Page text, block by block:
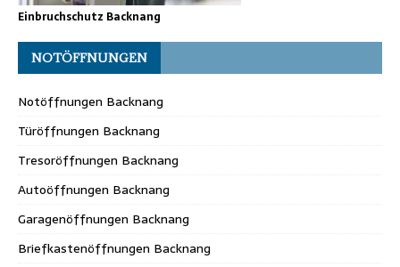
Einbruchschutz Backnang
NOTÖFFNUNGEN
Notöffnungen Backnang
Türöffnungen Backnang
Tresoröffnungen Backnang
Autoöffnungen Backnang
Garagenöffnungen Backnang
Briefkastenöffnungen Backnang